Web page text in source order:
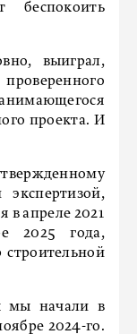
беспокоить
выиграл,
проекта. И
экспертизой,
в апреле 2021
2025 года,
строительной
мы начали в
2024-го.